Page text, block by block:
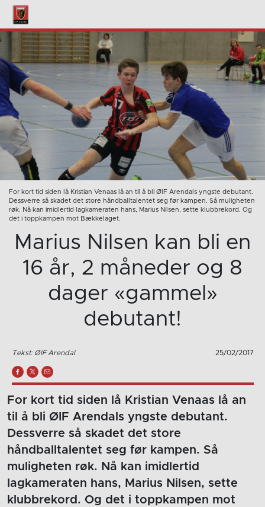
For kort tid siden lå Kristian Venaas lå an til å bli ØIF Arendals yngste debutant.
Dessverre så skadet det store håndballtalentet seg før kampen. Så muligheten
røk. Nå kan imidlertid lagkameraten hans, Marius Nilsen, sette klubbrekord. Og
det i toppkampen mot Bækkelaget.
Marius Nilsen kan bli en
16 år, 2 måneder og 8
dager «gammel»
debutant!
Tekst: ØIF Arendal 25/02/2017
For kort tid siden lå Kristian Venaas lå an
til å bli ØIF Arendals yngste debutant.
Dessverre så skadet det store
håndballtalentet seg før kampen. Så
muligheten røk. Nå kan imidlertid
lagkameraten hans, Marius Nilsen, sette
klubbrekord. Og det i toppkampen mot